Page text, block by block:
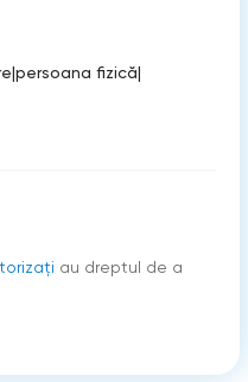
|persoana fizică|
au dreptul de a